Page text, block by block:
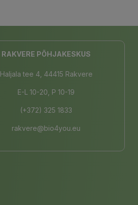
RAKVERE PÕHJAKESKUS
Haljala tee 4, 44415 Rakvere
E-L 10-20, P 10-19
(+372) 325 1833
rakvere@bio4you.eu